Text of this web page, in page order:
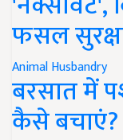
फसल
Animal Husbandry
बरसात में
कैसे